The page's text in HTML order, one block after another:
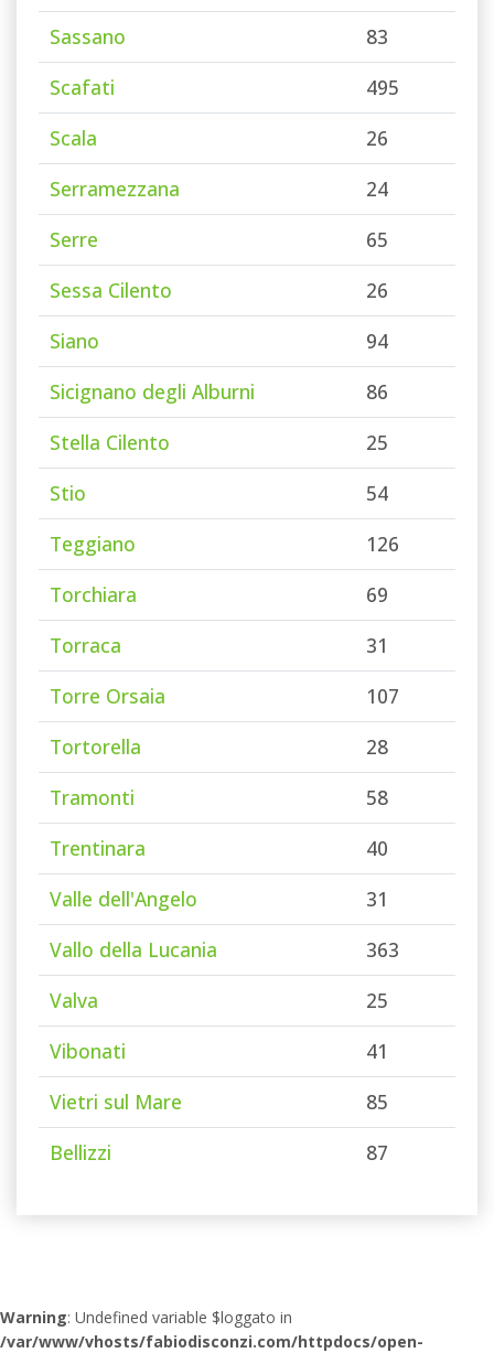
Sassano
83
Scafati
495
Scala
26
Serramezzana
24
Serre
65
Sessa Cilento
26
Siano
94
Sicignano degli Alburni
86
Stella Cilento
25
Stio
54
Teggiano
126
Torchiara
69
Torraca
31
Torre Orsaia
107
Tortorella
28
Tramonti
58
Trentinara
40
Valle dell'Angelo
31
Vallo della Lucania
363
Valva
25
Vibonati
41
Vietri sul Mare
85
Bellizzi
87
Warning: Undefined variable $loggato in
/var/www/vhosts/fabiodisconzi.com/httpdocs/open-